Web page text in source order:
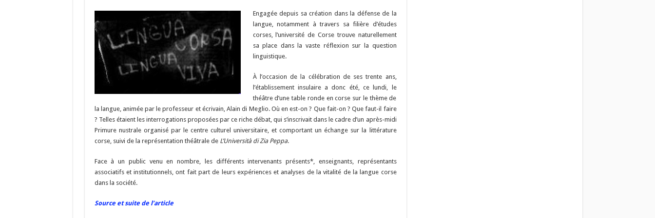
ac
b
o
u
es
ky
el
e
gr
a
m
n
p
c
h
at
m
ai
l
o
y
Li
n
to
d
o
n
nt
er
es
t
h
at
sA
p
u
m
bl
r
d
di
t
m
ai
l
ar
ta
g
er
Engagée depuis sa création dans la défense de la
langue, notamment à travers sa filière d’études
corses, l’université de Corse trouve naturellement
sa place dans la vaste réflexion sur la question
linguistique.
À l’occasion de la célébration de ses trente ans,
l’établissement insulaire a donc été, ce lundi, le
théâtre d’une table ronde en corse sur le thème de
la langue, animée par le professeur et écrivain, Alain di Meglio. Où en est-on ? Que fait-on ? Que faut-il faire
? Telles étaient les interrogations proposées par ce riche débat, qui s’inscrivait dans le cadre d’un après-midi
Primure nustrale organisé par le centre culturel universitaire, et comportant un échange sur la littérature
corse, suivi de la représentation théâtrale de L’Università di Zia Peppa.
Face à un public venu en nombre, les différents intervenants présents*, enseignants, représentants
associatifs et institutionnels, ont fait part de leurs expériences et analyses de la vitalité de la langue corse
dans la société.
Source et suite de l’article